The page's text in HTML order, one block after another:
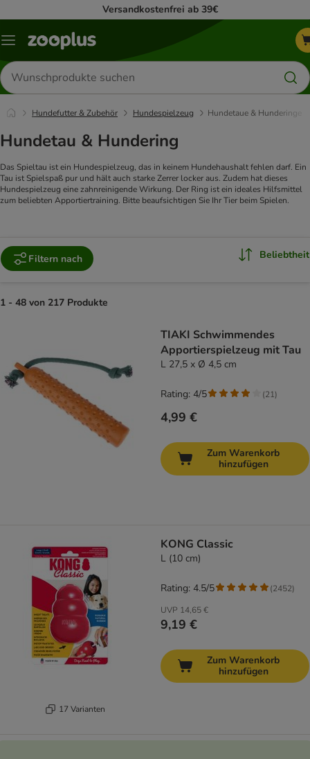
Versandkostenfrei ab 39€
Menü
Produkte
suchen
Hundefutter & Zubehör Hundespielzeug Hundetaue & Hunderinge
Hundetau & Hundering
Das Spieltau ist ein Hundespielzeug, das in keinem Hundehaushalt fehlen darf. Ein
Tau ist Spielspaß pur und hält auch starke Zerrer locker aus. Zudem hat dieses
Hundespielzeug eine zahnreinigende Wirkung. Der Ring ist ein ideales Hilfsmittel
zum beliebten Apportiertraining. Bitte beaufsichtigen Sie Ihr Tier beim Spielen.
Filtern nach Beliebtheit
1 - 48 von 217 Produkte
TIAKI Schwimmendes
Apportierspielzeug mit Tau
L 27,5 x Ø 4,5 cm
4,99 €
Rating: 4/5 (21)
Zum Warenkorb
hinzufügen
17 Varianten
KONG Classic
L (10 cm)
UVP 14,65 €
9,19 €
Rating: 4.5/5 (2452)
Zum Warenkorb
hinzufügen